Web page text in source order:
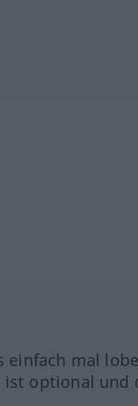
einfach mal
ist optional und